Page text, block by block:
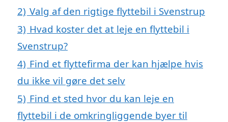
2) Valg af den rigtige flyttebil i Svenstrup
3) Hvad koster det at leje en flyttebil i
Svenstrup?
4) Find et flyttefirma der kan hjælpe hvis
du ikke vil gøre det selv
5) Find et sted hvor du kan leje en
flyttebil i de omkringliggende byer til